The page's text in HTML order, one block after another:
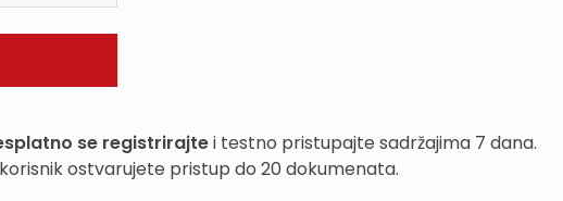
se registrirajtei testno pristupajte sadržajima 7 dana.
ostvarujete pristup do 20 dokumenata.